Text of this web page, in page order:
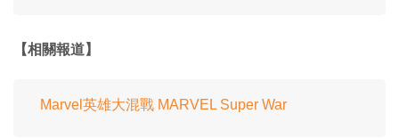
【相關報道】
Marvel英雄大混戰 MARVEL Super War